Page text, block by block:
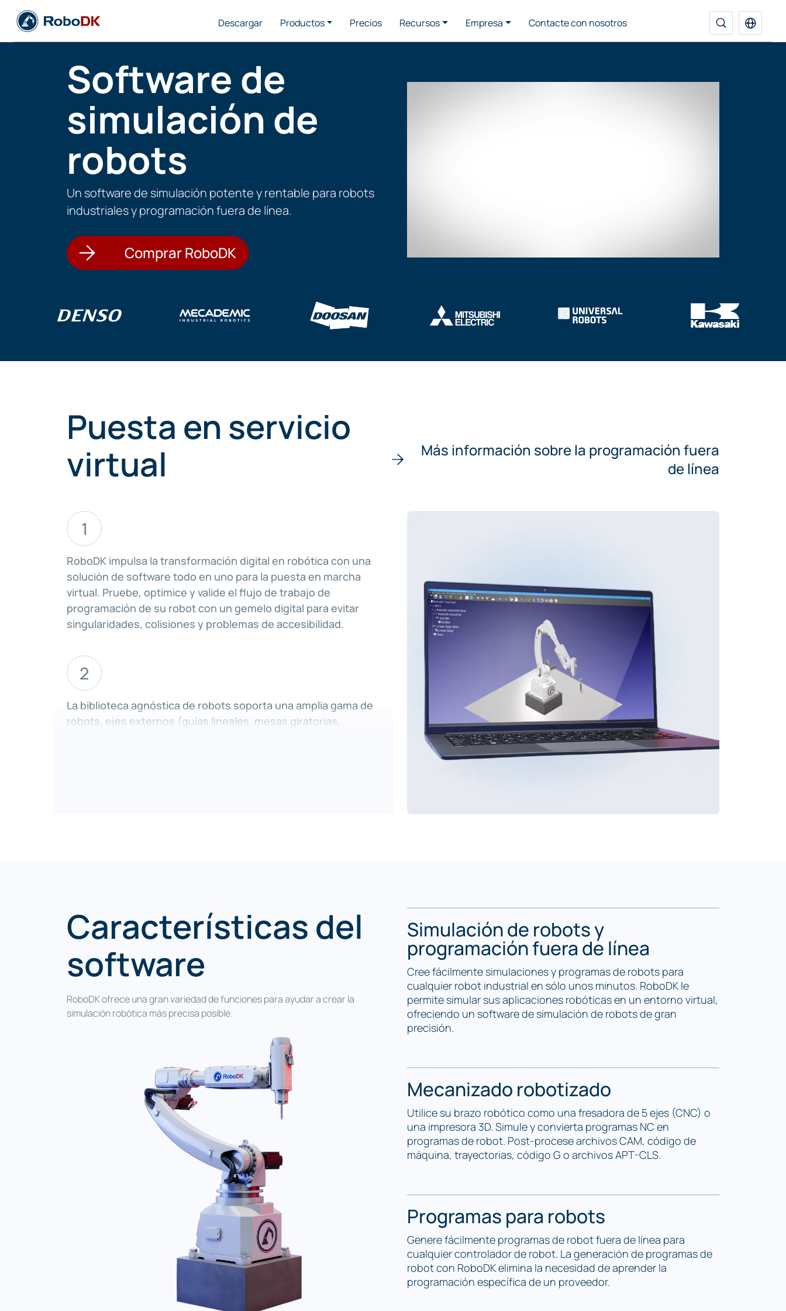
Descargar Productos Precios Recursos Empresa Contacte con nosotros
Software de
simulación de
robots
Un software de simulación potente y rentable para robots
industriales y programación fuera de línea.
Comprar RoboDK
Puesta en servicio
virtual
Más información sobre la programación fuera
de línea
1
RoboDK impulsa la transformación digital en robótica con una
solución de software todo en uno para la puesta en marcha
virtual. Pruebe, optimice y valide el flujo de trabajo de
programación de su robot con un gemelo digital para evitar
singularidades, colisiones y problemas de accesibilidad.
2
La biblioteca agnóstica de robots soporta una amplia gama de
robots, ejes externos (guías lineales, mesas giratorias,
reduciendo los gastos de capital y garantizando una implantación
fiable y sin problemas. Optimice la eficiencia de la automatización
e impulse la innovación de la Industria 4.0 con el software de
simulación robótica RoboDK.
Características del
software
RoboDK ofrece una gran variedad de funciones para ayudar a crear la
simulación robótica más precisa posible.
Simulación de robots y
programación fuera de línea
Cree fácilmente simulaciones y programas de robots para
cualquier robot industrial en sólo unos minutos. RoboDK le
permite simular sus aplicaciones robóticas en un entorno virtual,
ofreciendo un software de simulación de robots de gran
precisión.
Mecanizado robotizado
Utilice su brazo robótico como una fresadora de 5 ejes (CNC) o
una impresora 3D. Simule y convierta programas NC en
programas de robot. Post-procese archivos CAM, código de
máquina, trayectorias, código G o archivos APT-CLS.
Programas para robots
Genere fácilmente programas de robot fuera de línea para
cualquier controlador de robot. La generación de programas de
robot con RoboDK elimina la necesidad de aprender la
programación específica de un proveedor.